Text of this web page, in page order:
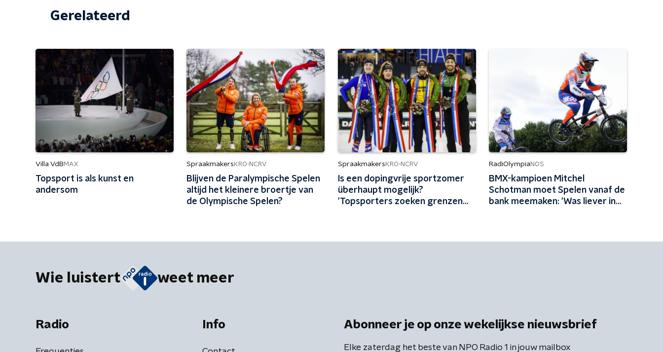
Gerelateerd
Villa VdB MAX
Topsport is als kunst en
andersom
Spraakmakers KRO-NCRV
Blijven de Paralympische Spelen
altijd het kleinere broertje van
de Olympische Spelen?
Spraakmakers KRO-NCRV
Is een dopingvrije sportzomer
überhaupt mogelijk?
'Topsporters zoeken grenzen
RadiOlympiaNOS
BMX-kampioen Mitchel
Schotman moet Spelen vanaf de
bank meemaken: 'Was liever in
Wie luistert weet meer
Radio Info Abonneer je op onze wekelijkse nieuwsbrief
Elke zaterdag het beste van NPO Radio 1 in jouw mailbox